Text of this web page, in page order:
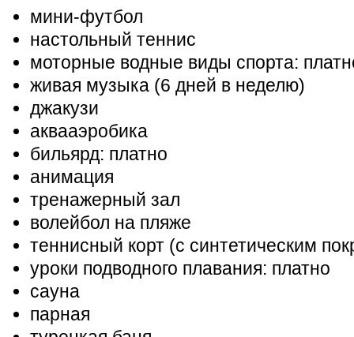
мини-футбол
настольный теннис
моторные водные виды спорта:
живая музыка (6 дней в неделю)
джакузи
аквааэробика
бильярд: платно
анимация
тренажерный зал
волейбол на пляже
теннисный корт (с синтетическим
уроки подводного плавания: платно
сауна
парная